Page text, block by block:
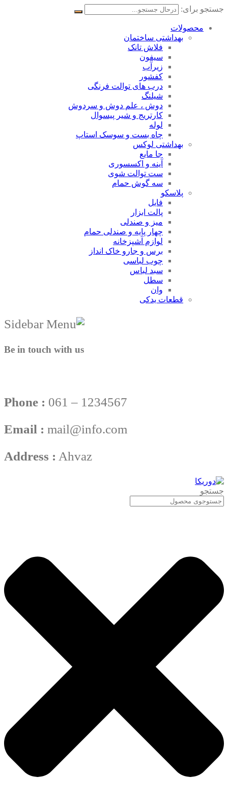
جستجو برای:
محصولات
بهداشتی ساختمان
فلاش تانک
سیفون
زیرآب
کفشور
درب های توالت فرنگی
شیلنگ
دوش ، علم دوش و سردوش
کارتریج و شیر پیسوال
لوله
چاه بست و سوسک استاپ
بهداشتی لوکس
جا مایع
آینه و اکسسوری
ست توالت شوی
سه گوش حمام
پلاسکو
فایل
پالت ابزار
میز و صندلی
چهار پایه و صندلی حمام
لوازم آشپزخانه
برس و جارو خاک انداز
چوب لباسی
سبد لباس
سطل
وان
قطعات یدکی
Be in touch with us
Phone : 061 – 1234567
Email : mail@info.com
Address : Ahvaz
جستجو